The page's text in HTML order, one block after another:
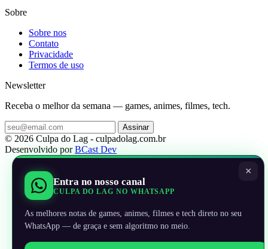
Sobre
Sobre nos
Contato
Privacidade
Termos de uso
Newsletter
Receba o melhor da semana — games, animes, filmes, tech.
Assinar
© 2026 Culpa do Lag - culpadolag.com.br
Desenvolvido porBCast Dev
×
Entra no nosso canal
CULPA DO LAG NO WHATSAPP
As melhores notas de games, animes, filmes e tech direto no seu
WhatsApp — de graça e sem algoritmo no meio.